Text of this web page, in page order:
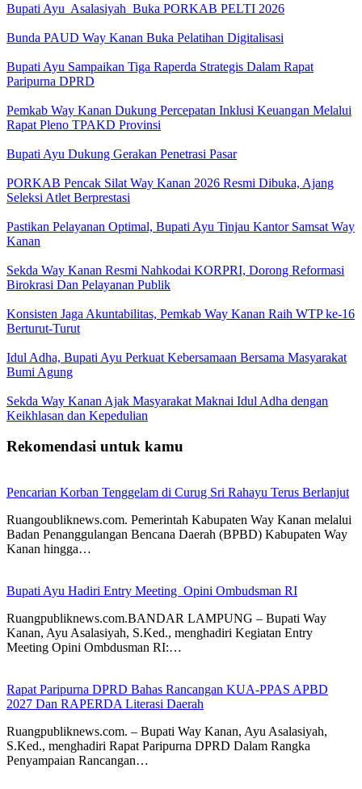
Bupati Ayu Asalasiyah Buka PORKAB PELTI 2026
Bunda PAUD Way Kanan Buka Pelatihan Digitalisasi
Bupati Ayu Sampaikan Tiga Raperda Strategis Dalam Rapat
Paripurna DPRD
Pemkab Way Kanan Dukung Percepatan Inklusi Keuangan Melalui
Rapat Pleno TPAKD Provinsi
Bupati Ayu Dukung Gerakan Penetrasi Pasar
PORKAB Pencak Silat Way Kanan 2026 Resmi Dibuka, Ajang
Seleksi Atlet Berprestasi
Pastikan Pelayanan Optimal, Bupati Ayu Tinjau Kantor Samsat Way
Kanan
Sekda Way Kanan Resmi Nahkodai KORPRI, Dorong Reformasi
Birokrasi Dan Pelayanan Publik
Konsisten Jaga Akuntabilitas, Pemkab Way Kanan Raih WTP ke-16
Berturut-Turut
Idul Adha, Bupati Ayu Perkuat Kebersamaan Bersama Masyarakat
Bumi Agung
Sekda Way Kanan Ajak Masyarakat Maknai Idul Adha dengan
Keikhlasan dan Kepedulian
Rekomendasi untuk kamu
Pencarian Korban Tenggelam di Curug Sri Rahayu Terus Berlanjut
Ruangoubliknews.com. Pemerintah Kabupaten Way Kanan melalui
Badan Penanggulangan Bencana Daerah (BPBD) Kabupaten Way
Kanan hingga…
Bupati Ayu Hadiri Entry Meeting Opini Ombudsman RI
Ruangpubliknews.com.BANDAR LAMPUNG – Bupati Way
Kanan, Ayu Asalasiyah, S.Ked., menghadiri Kegiatan Entry
Meeting Opini Ombdusman RI:…
Rapat Paripurna DPRD Bahas Rancangan KUA-PPAS APBD
2027 Dan RAPERDA Literasi Daerah
Ruangpubliknews.com. – Bupati Way Kanan, Ayu Asalasiyah,
S.Ked., menghadiri Rapat Paripurna DPRD Dalam Rangka
Penyampaian Rancangan…